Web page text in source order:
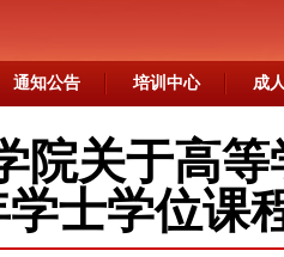
通知公告 培训中心 成
院关于高
学士学位课